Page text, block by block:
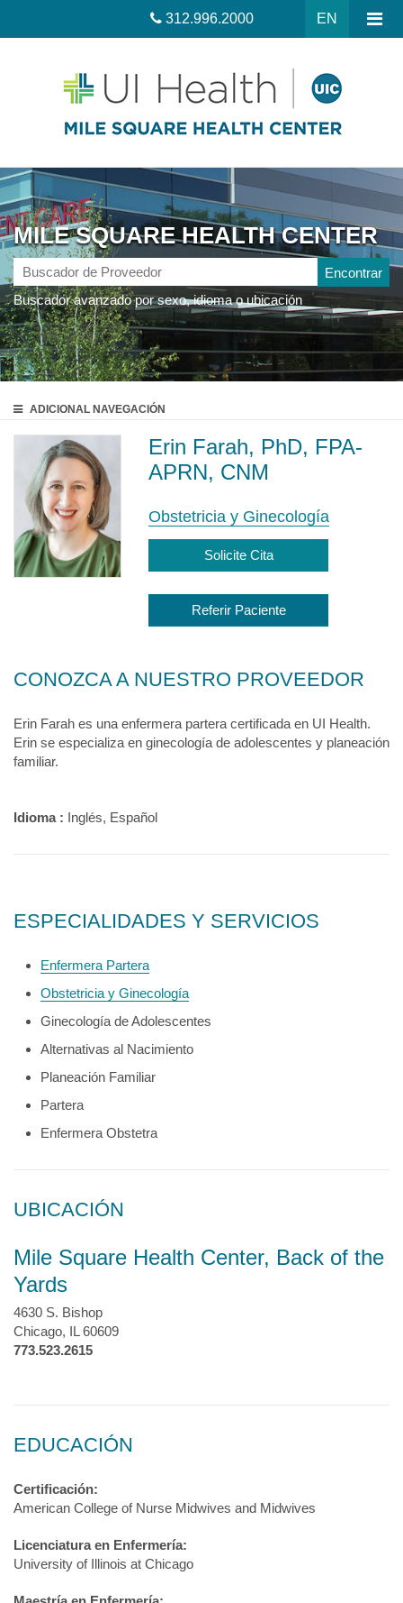
EN
312.996.2000
MILE SQUARE HEALTH CENTER
Buscador
de
Proveedor
Buscador avanzado por sexo, idioma o ubicación
ADICIONAL NAVEGACIÓN
Erin Farah, PhD, FPA-
APRN, CNM
Obstetricia y Ginecología
Solicite Cita
Referir Paciente
CONOZCA A NUESTRO PROVEEDOR
Erin Farah es una enfermera partera certificada en UI Health.
Erin se especializa en ginecología de adolescentes y planeación
familiar.
Idioma : Inglés, Español
ESPECIALIDADES Y SERVICIOS
Enfermera Partera
Obstetricia y Ginecología
Ginecología de Adolescentes
Alternativas al Nacimiento
Planeación Familiar
Partera
Enfermera Obstetra
UBICACIÓN
Mile Square Health Center, Back of the
Yards
4630 S. Bishop
Chicago, IL 60609
773.523.2615
EDUCACIÓN
Certificación:
American College of Nurse Midwives and Midwives
Licenciatura en Enfermería:
University of Illinois at Chicago